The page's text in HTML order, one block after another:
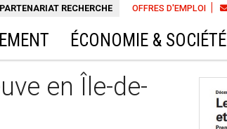
OFFRES D'EMPLOI
PARTENARIAT RECHERCHE
ÉCONOMIE & SOCIÉTÉ
en Île-de-